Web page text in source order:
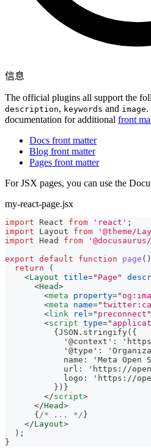
信息
The official plugins all support the
description, keywords and image.
documentation for additional front
Docs front matter
Blog front matter
Pages front matter
For JSX pages, you can use the
my-react-page.jsx
import React from 'react' ;
import
Layout from '@theme/
import Head from
export default function page ( )
return
(
<Layout title=" Page "
<Head>
<meta property="
<meta name="
<link rel=" preconnect "
<script type="
          {JSON.stringify({
'@context':
'@type':
name: 'Meta Open
url: 'https://
logo: 'https://
          })}
</script>
</Head>
{ /* ... */ }
</Layout>
) ;
}